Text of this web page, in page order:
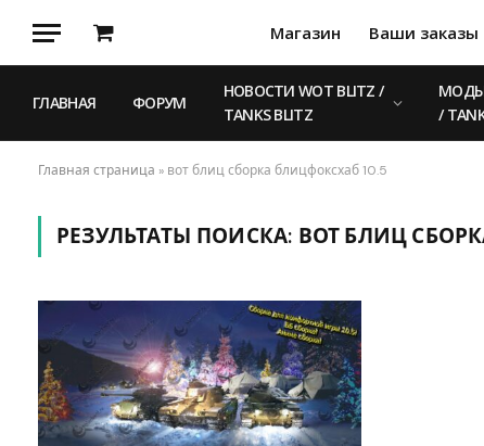
Корзина
Магазин Ваши заказы
ГЛАВНАЯ ФОРУМ
НОВОСТИ WOT BLITZ /
TANKS BLITZ
МОДЫ
/
Главная страница » вот блиц сборка блицфоксхаб 10.5
РЕЗУЛЬТАТЫ ПОИСКА: ВОТ БЛИЦ